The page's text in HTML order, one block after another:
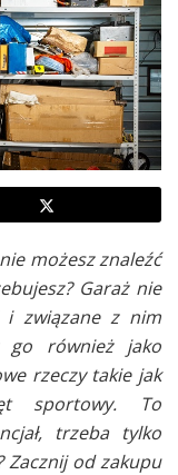
możesz znaleźć
Garaż nie
i związane z nim
go również jako
rzeczy takie jak
sportowy. To
trzeba tylko
Zacznij od zakupu